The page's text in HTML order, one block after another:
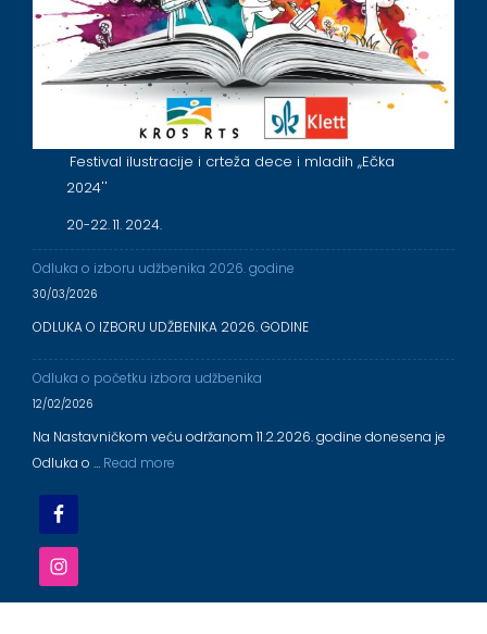
Festival ilustracije i crteža dece i mladih ,,Ečka
2024''
20-22. 11. 2024.
Odluka o izboru udžbenika 2026. godine
30/03/2026
ODLUKA O IZBORU UDŽBENIKA 2026. GODINE
Odluka o početku izbora udžbenika
12/02/2026
Na Nastavničkom veću održanom 11.2.2026. godine donesena je
Odluka o … Read more